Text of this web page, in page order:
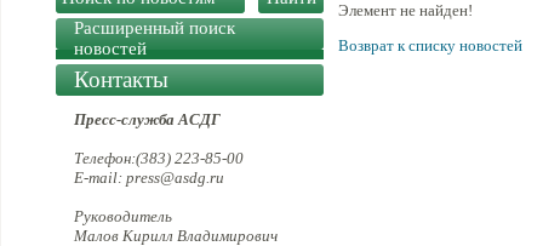
Расширенный поиск
новостей
Контакты
Пресс-служба АСДГ
Телефон:(383) 223-85-00
E-mail: press@asdg.ru
Руководитель
Малов Кирилл Владимирович
Элемент не найден!
Возврат к списку новостей